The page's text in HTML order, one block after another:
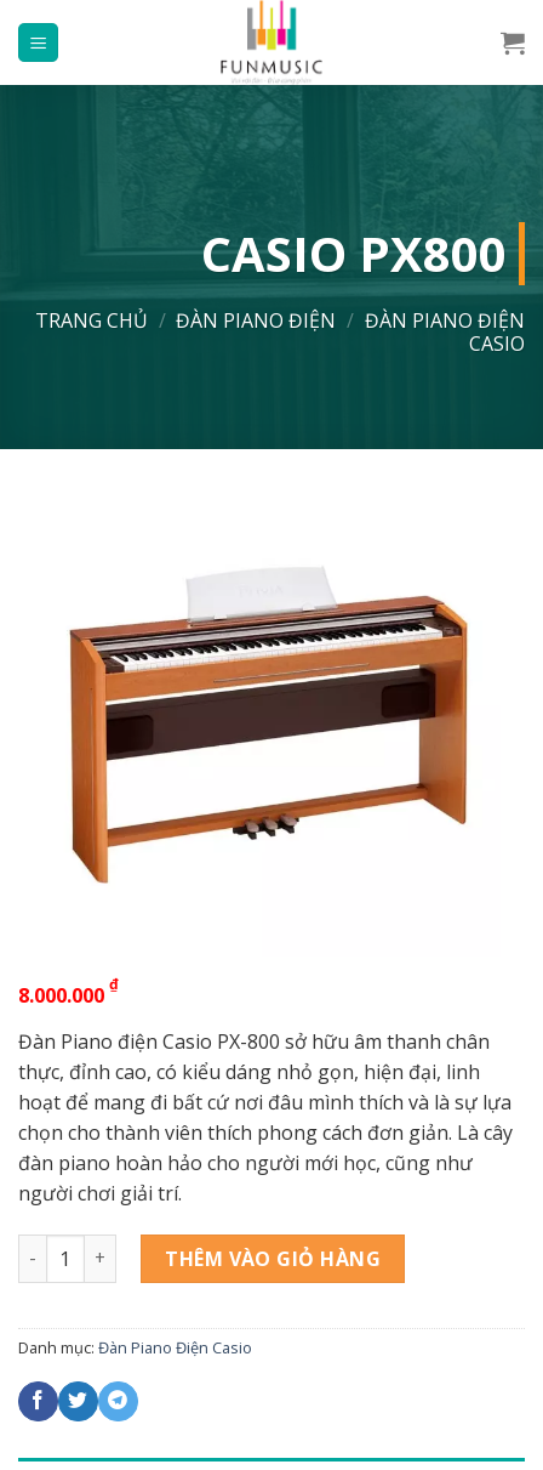
đến
CASIO PX800
TRANG CHỦ / ĐÀN PIANO ĐIỆN / ĐÀN PIANO ĐIỆN
CASIO
8.000.000 ₫
Đàn Piano điện Casio PX-800 sở hữu âm thanh chân
thực, đỉnh cao, có kiểu dáng nhỏ gọn, hiện đại, linh
hoạt để mang đi bất cứ nơi đâu mình thích và là sự lựa
chọn cho thành viên thích phong cách đơn giản. Là cây
đàn piano hoàn hảo cho người mới học, cũng như
người chơi giải trí.
Casio PX800 số lượngTHÊM VÀO GIỎ HÀNG
Danh mục: Đàn Piano Điện Casio